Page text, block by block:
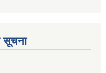
सूचना